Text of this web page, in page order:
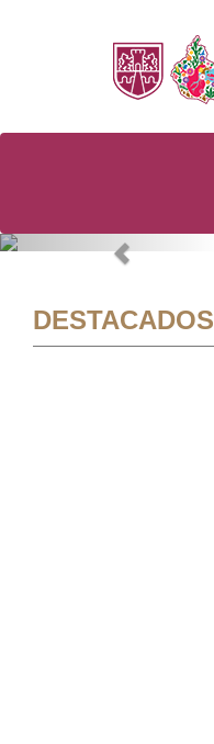
Previous
DESTACADOS